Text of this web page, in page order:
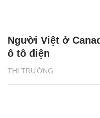
THỊ TRƯỜNG
Người Việt ở
ô tô điện